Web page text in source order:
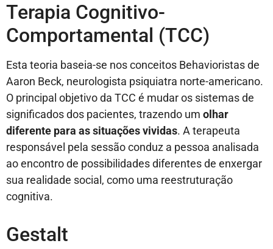
Terapia Cognitivo-
Comportamental (TCC)
Esta teoria baseia-se nos conceitos Behavioristas de
Aaron Beck, neurologista psiquiatra norte-americano.
O principal objetivo da TCC é mudar os sistemas de
significados dos pacientes, trazendo um olhar
diferente para as situações vividas. A terapeuta
responsável pela sessão conduz a pessoa analisada
ao encontro de possibilidades diferentes de enxergar
sua realidade social, como uma reestruturação
cognitiva.
Gestalt